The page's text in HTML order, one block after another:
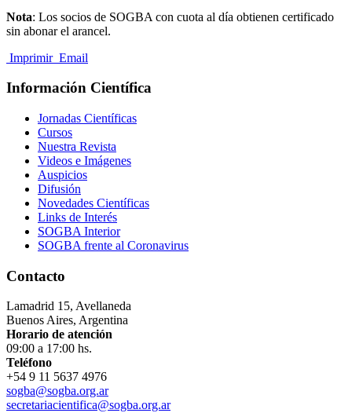
Nota: Los socios de SOGBA con cuota al día obtienen certificado
sin abonar el arancel.
Imprimir Email
Información Científica
Jornadas Científicas
Cursos
Nuestra Revista
Videos e Imágenes
Auspicios
Difusión
Novedades Científicas
Links de Interés
SOGBA Interior
SOGBA frente al Coronavirus
Contacto
Lamadrid 15, Avellaneda
Buenos Aires, Argentina
Horario de atención
09:00 a 17:00 hs.
Teléfono
+54 9 11 5637 4976
sogba@sogba.org.ar
secretariacientifica@sogba.org.ar